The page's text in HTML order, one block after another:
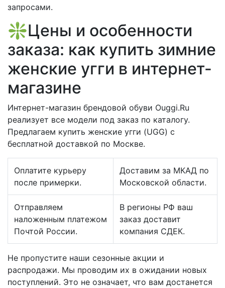
запросами.
❇️Цены и особенности
заказа: как купить зимние
женские угги в интернет-
магазине
Интернет-магазин брендовой обуви Ouggi.Ru
реализует все модели под заказ по каталогу.
Предлагаем купить женские угги (UGG) с
бесплатной доставкой по Москве.
Оплатите курьеру
после примерки.
Доставим за МКАД по
Московской области.
Отправляем
наложенным платежом
Почтой России.
В регионы РФ ваш
заказ доставит
компания СДЕК.
Не пропустите наши сезонные акции и
распродажи. Мы проводим их в ожидании новых
поступлений. Это не означает, что вам достанется